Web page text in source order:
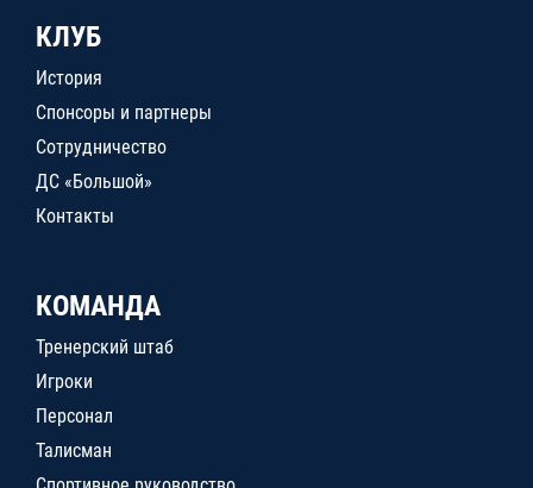
КЛУБ
История
Спонсоры и партнеры
Сотрудничество
ДС «Большой»
Контакты
КОМАНДА
Тренерский штаб
Игроки
Персонал
Талисман